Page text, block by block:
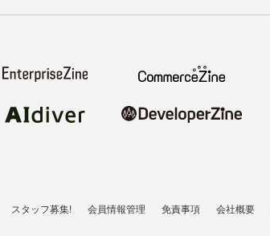
スタッフ募集! 会員情報管理 免責事項 会社概要